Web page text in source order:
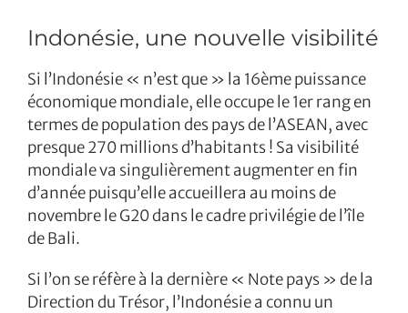
Indonésie, une nouvelle visibilité
Si l’Indonésie « n’est que » la 16ème puissance
économique mondiale, elle occupe le 1er rang en
termes de population des pays de l’ASEAN, avec
presque 270 millions d’habitants ! Sa visibilité
mondiale va singulièrement augmenter en fin
d’année puisqu’elle accueillera au moins de
novembre le G20 dans le cadre privilégie de l’île
de Bali.
Si l’on se réfère à la dernière « Note pays » de la
Direction du Trésor, l’Indonésie a connu un